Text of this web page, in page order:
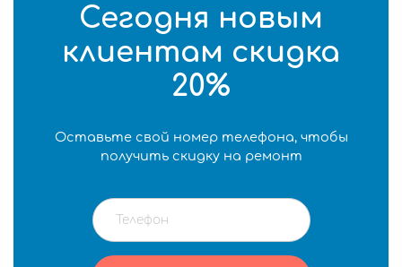
Сегодня новым
клиентам скидка
20%
Оставьте свой номер телефона, чтобы
получить скидку на ремонт